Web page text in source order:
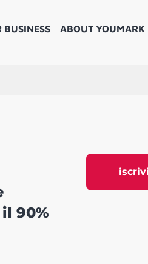
BUSINESS ABOUT YOUMARK
90%